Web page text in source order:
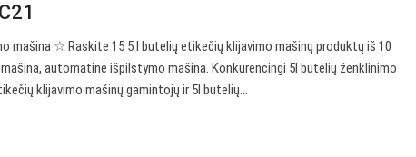
mašina ☆ Raskite 15 5 l butelių etikečių klijavimo mašinų produktų iš 10
automatinė išpilstymo mašina. Konkurencingi 5l butelių ženklinimo
klijavimo mašinų gamintojų ir 5l butelių…